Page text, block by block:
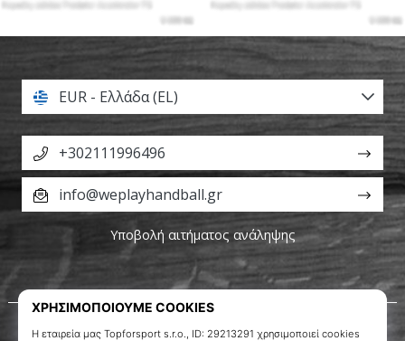
Σχετικά μ' εμάς
EUR - Ελλάδα (EL)
+302111996496
info@weplayhandball.gr
Υποβολή αιτήματος ανάληψης